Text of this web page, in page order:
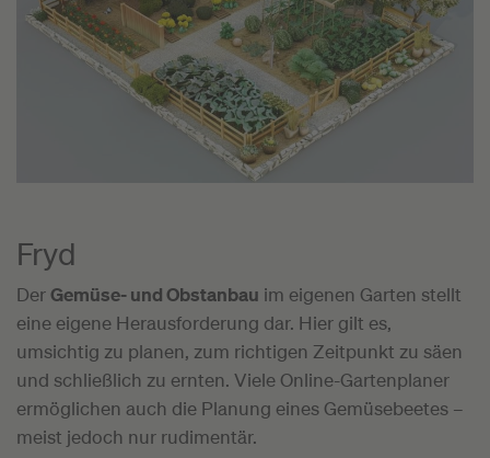
Fryd
DerGemüse- und Obstanbau im eigenen Garten stellt
eine eigene Herausforderung dar. Hier gilt es,
umsichtig zu planen, zum richtigen Zeitpunkt zu säen
und schließlich zu ernten. Viele Online-Gartenplaner
ermöglichen auch die Planung eines Gemüsebeetes –
meist jedoch nur rudimentär.